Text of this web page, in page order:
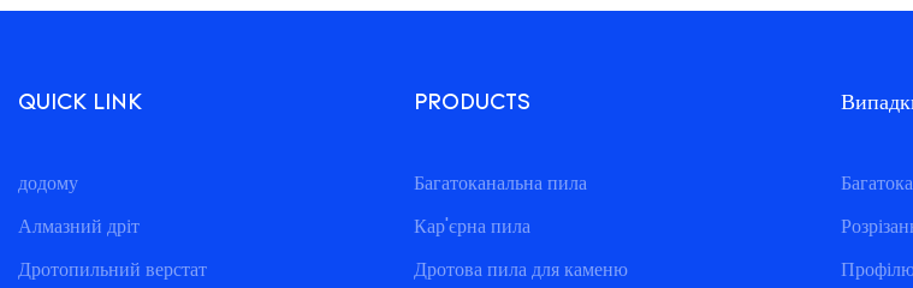
QUICK LINK
додому
Алмазний дріт
Дротопильний верстат
PRODUCTS
Багатоканальна пила
Кар'єрна пила
Дротова пила для каменю